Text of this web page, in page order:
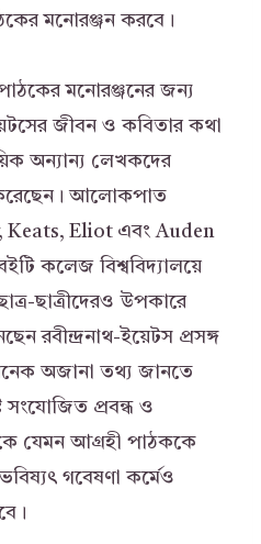
মনোরঞ্জন করবে।
মনোরঞ্জনের জন্য
জীবন ও কবিতার কথা
অন্যান্য লেখকদের
আলোকপাত
Keats, Eliot এবং Auden
কলেজ বিশ্ববিদ্যালয়ে
ছাত্রীদেরও উপকারে
রবীন্দ্রনাথ-ইয়েটস প্রসঙ্গ
অজানা তথ্য জানতে
সংযোজিত প্রবন্ধ ও
যেমন আগ্রহী পাঠককে
গবেষণা কর্মেও